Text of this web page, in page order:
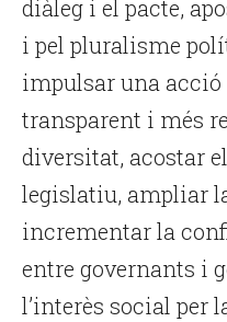
diàleg i el pacte,
i pel pluralisme
impulsar una acció
transparent i més
diversitat, acostar
legislatiu, ampliar
incrementar la
entre governants i
l’interès social per